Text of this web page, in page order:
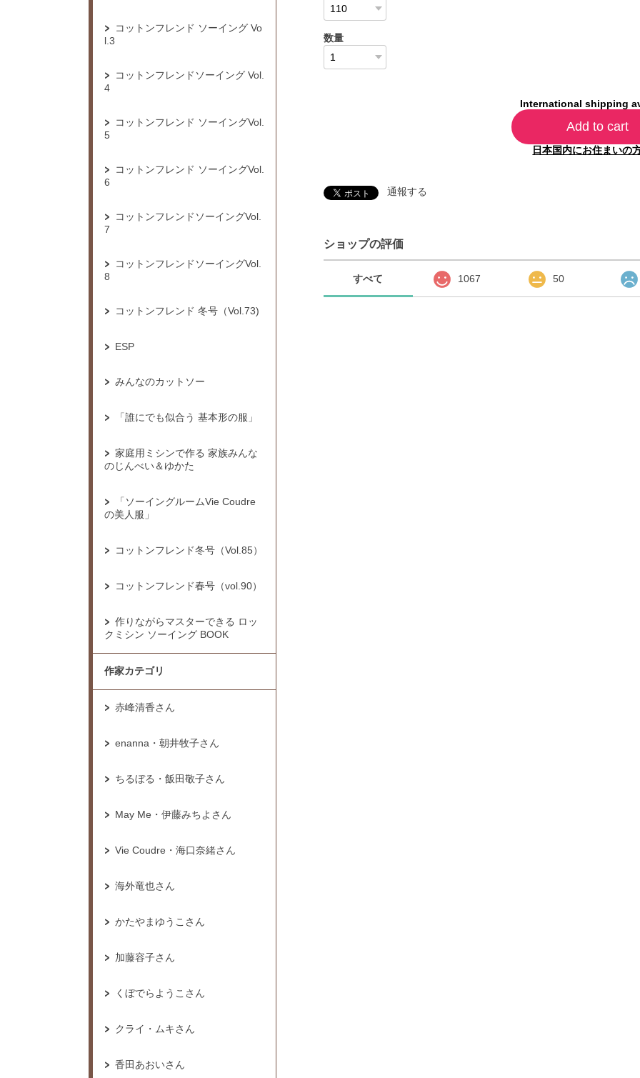
コットンフレンド ソーイング Vo
l.3
コットンフレンドソーイング Vol.
4
コットンフレンド ソーイングVol.
5
コットンフレンド ソーイングVol.
6
コットンフレンドソーイングVol.
7
コットンフレンドソーイングVol.
8
コットンフレンド 冬号（Vol.73)
ESP
みんなのカットソー
「誰にでも似合う 基本形の服」
家庭用ミシンで作る 家族みんな
のじんべい＆ゆかた
「ソーイングルームVie Coudre
の美人服」
コットンフレンド冬号（Vol.85）
コットンフレンド春号（vol.90）
作りながらマスターできる ロッ
クミシン ソーイング BOOK
作家カテゴリ
赤峰清香さん
enanna・朝井牧子さん
ちるぼる・飯田敬子さん
May Me・伊藤みちよさん
Vie Coudre・海口奈緒さん
海外竜也さん
かたやまゆうこさん
加藤容子さん
くぼでらようこさん
クライ・ムキさん
香田あおいさん
数量
International shipping
Add to cart
日本国内にお住まいの
通報する
ショップの評価
すべて 1067 50